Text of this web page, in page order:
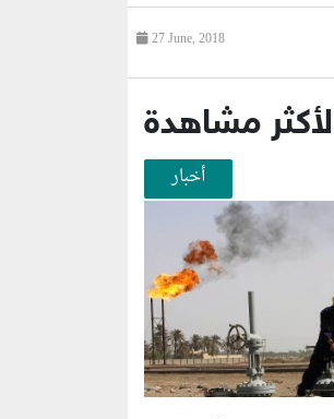
27 June, 2018
مشاهدة
أخبار